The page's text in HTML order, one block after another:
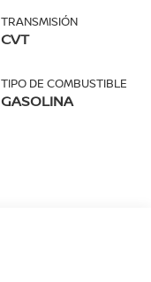
TRANSMISIÓN
CVT
TIPO DE COMBUSTIBLE
GASOLINA